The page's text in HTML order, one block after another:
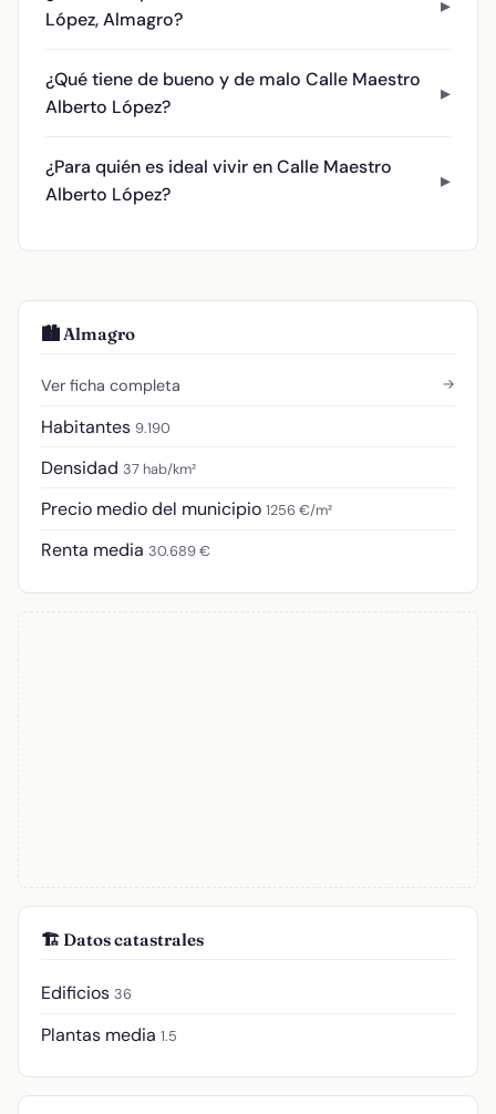
López, Almagro?
¿Qué tiene de bueno y de malo Calle Maestro
Alberto López?
¿Para quién es ideal vivir en Calle Maestro
Alberto López?
🏙️ Almagro
Ver ficha completa →
Habitantes 9.190
Densidad 37 hab/km²
Precio medio del municipio 1256 €/m²
Renta media 30.689 €
🏗️ Datos catastrales
Edificios 36
Plantas media 1.5